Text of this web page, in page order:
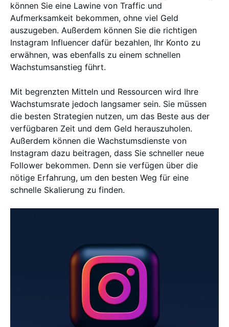
können Sie eine Lawine von Traffic und
Aufmerksamkeit bekommen, ohne viel Geld
auszugeben. Außerdem können Sie die richtigen
Instagram Influencer dafür bezahlen, Ihr Konto zu
erwähnen, was ebenfalls zu einem schnellen
Wachstumsanstieg führt.
Mit begrenzten Mitteln und Ressourcen wird Ihre
Wachstumsrate jedoch langsamer sein. Sie müssen
die besten Strategien nutzen, um das Beste aus der
verfügbaren Zeit und dem Geld herauszuholen.
Außerdem können die Wachstumsdienste von
Instagram dazu beitragen, dass Sie schneller neue
Follower bekommen. Denn sie verfügen über die
nötige Erfahrung, um den besten Weg für eine
schnelle Skalierung zu finden.